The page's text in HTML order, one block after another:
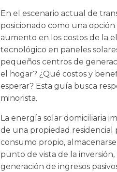
En el escenario actual de
posicionado como una
aumento en los costos de la
tecnológico en paneles
pequeños centros de
el hogar? ¿Qué costos y
esperar? Esta guía busca
minorista.
La energía solar domiciliaria
de una propiedad residencial
consumo propio,
punto de vista de la
generación de ingresos